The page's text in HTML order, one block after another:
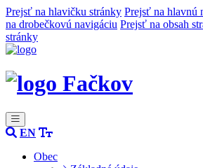
Prejsť na hlavičku stránky Prejsť na hlavnú
na drobečkovú navigáciu Prejsť na obsah
stránky
Fačkov
EN
Obec